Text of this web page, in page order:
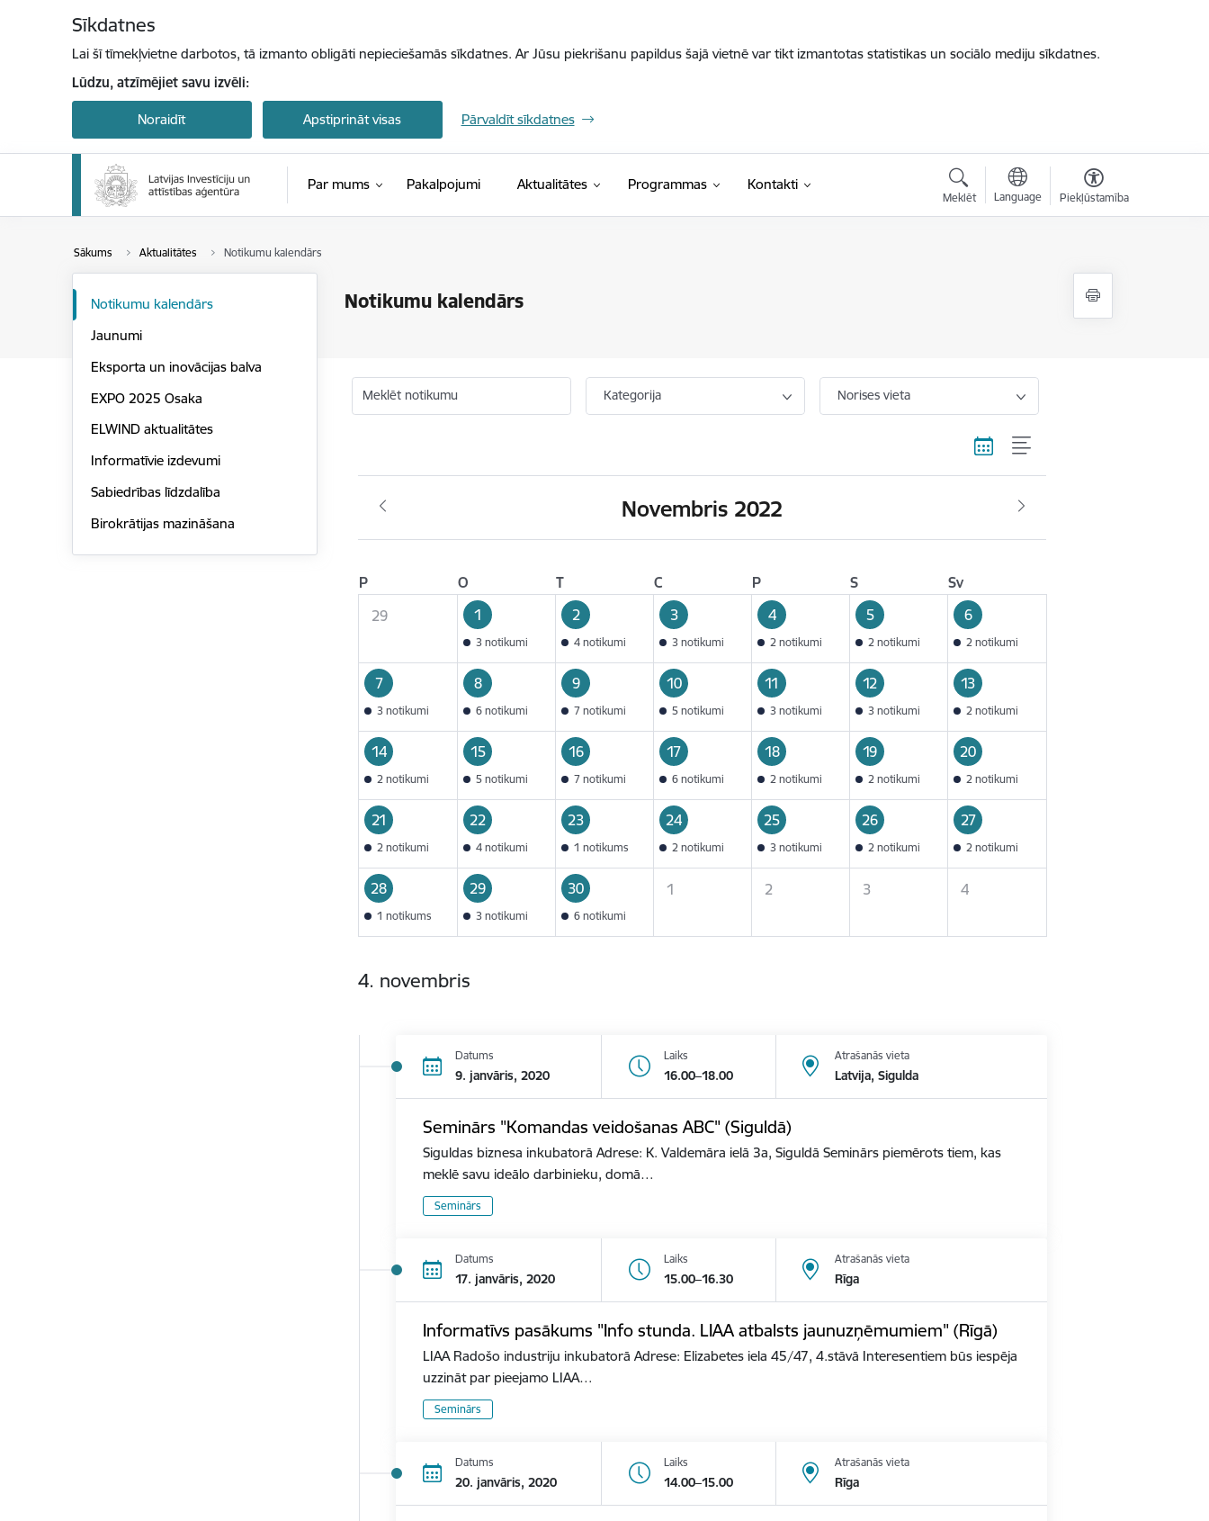
Sīkdatnes
Lai šī tīmekļvietne darbotos, tā izmanto obligāti nepieciešamās sīkdatnes. Ar Jūsu piekrišanu papildus šajā vietnē var tikt izmantotas statistikas un sociālo mediju sīkdatnes.
Lūdzu, atzīmējiet savu izvēli:
Noraidīt Apstiprināt visas Pārvaldīt sīkdatnes
Par mums Pakalpojumi Aktualitātes Programmas Kontakti
Meklēt Language Piekļūstamība
Sākums Aktualitātes Notikumu kalendārs
Notikumu kalendārs
Notikumu kalendārs
Jaunumi
Eksporta un inovācijas balva
EXPO 2025 Osaka
ELWIND aktualitātes
Informatīvie izdevumi
Sabiedrības līdzdalība
Birokrātijas mazināšana
Meklēt notikumu Kategorija Norises vieta
Novembris 2022
P O T C P S
Sv
29
1
3 notikumi
2
4 notikumi
3
3 notikumi
4
2 notikumi
5
2 notikumi
6
2 notikumi
7
3 notikumi
8
6 notikumi
9
7 notikumi
10
5 notikumi
11
3 notikumi
12
3 notikumi
13
2 notikumi
14
2 notikumi
15
5 notikumi
16
7 notikumi
17
6 notikumi
18
2 notikumi
19
2 notikumi
20
2 notikumi
21
2 notikumi
22
4 notikumi
23
1 notikums
24
2 notikumi
25
3 notikumi
26
2 notikumi
27
2 notikumi
28
1 notikums
29
3 notikumi
30
6 notikumi
1 2 3 4
4. novembris
Datums
9. janvāris, 2020
Laiks
16.00–18.00
Atrašanās vieta
Latvija, Sigulda
Seminārs "Komandas veidošanas ABC" (Siguldā)
Siguldas biznesa inkubatorā Adrese: K. Valdemāra ielā 3a, Siguldā Seminārs piemērots tiem, kas
meklē savu ideālo darbinieku, domā…
Seminārs
Datums
17. janvāris, 2020
Laiks
15.00–16.30
Atrašanās vieta
Rīga
Informatīvs pasākums "Info stunda. LIAA atbalsts jaunuzņēmumiem" (Rīgā)
LIAA Radošo industriju inkubatorā Adrese: Elizabetes iela 45/47, 4.stāvā Interesentiem būs iespēja
uzzināt par pieejamo LIAA…
Seminārs
Datums
20. janvāris, 2020
Laiks
14.00–15.00
Atrašanās vieta
Rīga